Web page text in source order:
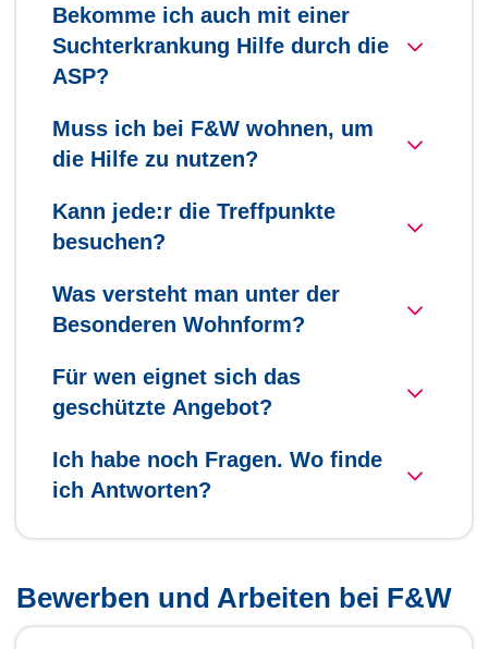
Bekomme ich auch mit einer
Suchterkrankung Hilfe durch die
ASP?
Muss ich bei F&W wohnen, um
die Hilfe zu nutzen?
Kann jede:r die Treffpunkte
besuchen?
Was versteht man unter der
Besonderen Wohnform?
Für wen eignet sich das
geschützte Angebot?
Ich habe noch Fragen. Wo finde
ich Antworten?
Bewerben und Arbeiten bei F&W